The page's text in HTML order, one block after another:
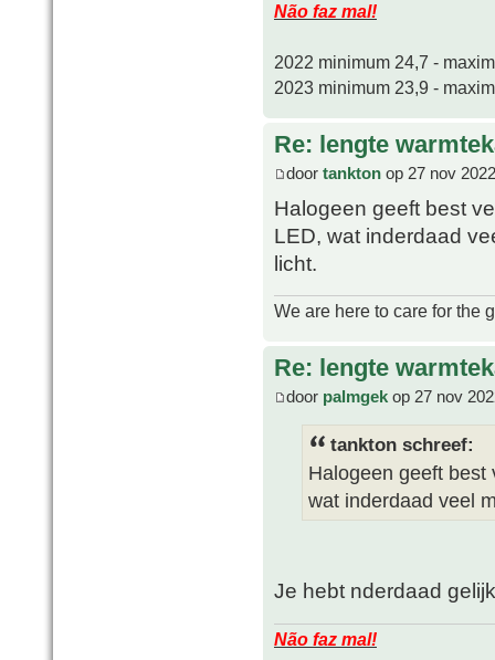
Não faz mal!
2022 minimum 24,7 -
2023 minimum 23,9 -
Re: lengte
door tankton op 27 nov
Halogeen geeft best
LED, wat inderdaad
licht.
We are here to care for the
Re: lengte
door palmgek op 27 nov
tankton schreef:
Halogeen geeft best
wat inderdaad veel
Je hebt nderdaad
Não faz mal!